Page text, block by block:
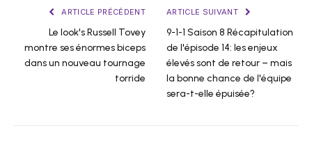
ARTICLE PRÉCÉDENT
Le look's Russell Tovey
montre ses énormes biceps
dans un nouveau tournage
torride
ARTICLE SUIVANT
9-1-1 Saison 8 Récapitulation
de l'épisode 14: les enjeux
élevés sont de retour – mais
la bonne chance de l'équipe
sera-t-elle épuisée?